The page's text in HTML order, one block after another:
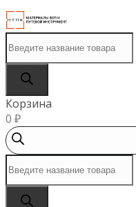
товаров
Корзина
0 ₽
товаров